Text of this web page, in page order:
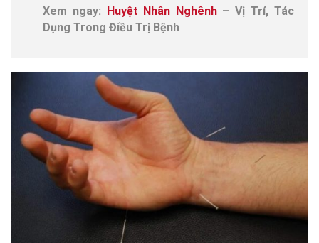
Xem ngay: Huyệt Nhân Nghênh– Vị Trí, Tác
Dụng Trong Điều Trị Bệnh